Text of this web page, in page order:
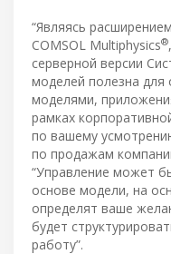
“Являясь
COMSOL Multiphysics®
серверной версии
моделей полезна
моделями,
рамках
по вашему
по продажам
“Управление может
основе модели, на
определят ваше
будет
работу”.